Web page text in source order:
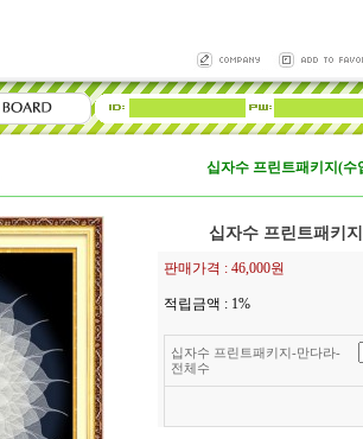
십자수 프린트패키지(수
십자수 프린트패키
판매가격 : 46,000원
적립금액 : 1%
십자수 프린트패키지-만다라-
전체수